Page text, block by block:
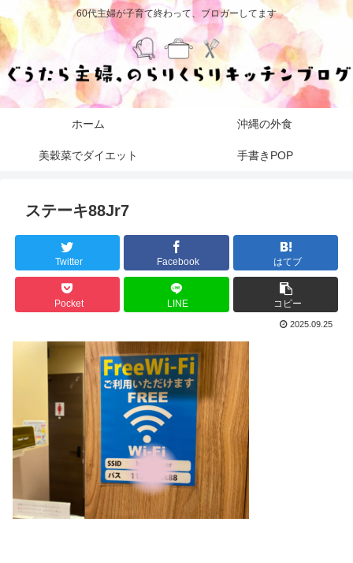
60代主婦が子育て終わって、ブロガーしてます
ホーム 沖縄の外食
美穀菜でダイエット 手書きPOP
ステーキ88Jr7
Twitter Facebook はてブ
Pocket LINE コピー
2025.09.25